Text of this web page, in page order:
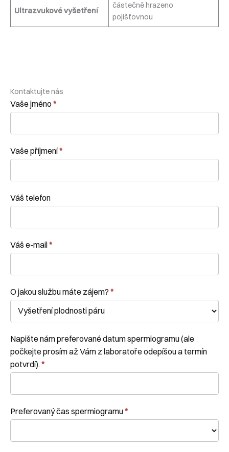
Ultrazvukové vyšetření
částečně hrazeno
pojišťovnou
Kontaktujte nás
Kontaktní
formulář
Vaše jméno *
Vaše příjmení*
Váš telefon
Váš e-mail*
O jakou službu máte zájem? *
Napište nám preferované datum spermiogramu (ale
počkejte prosím až Vám z laboratoře odepíšou a termín
potvrdí). *
Preferovaný čas spermiogramu*